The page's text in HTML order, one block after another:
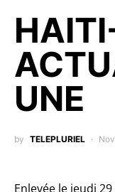
UNE
by TELEPLURIEL
Enlevée le jeudi